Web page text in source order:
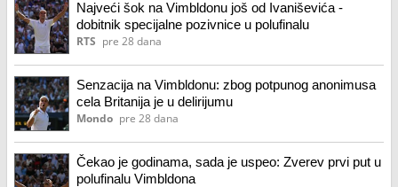
Najveći šok na Vimbldonu još od Ivaniševića -
dobitnik specijalne pozivnice u polufinalu
RTS pre 28 dana
Senzacija na Vimbldonu: zbog potpunog anonimusa
cela Britanija je u delirijumu
Mondo pre 28 dana
Čekao je godinama, sada je uspeo: Zverev prvi put u
polufinalu Vimbldona